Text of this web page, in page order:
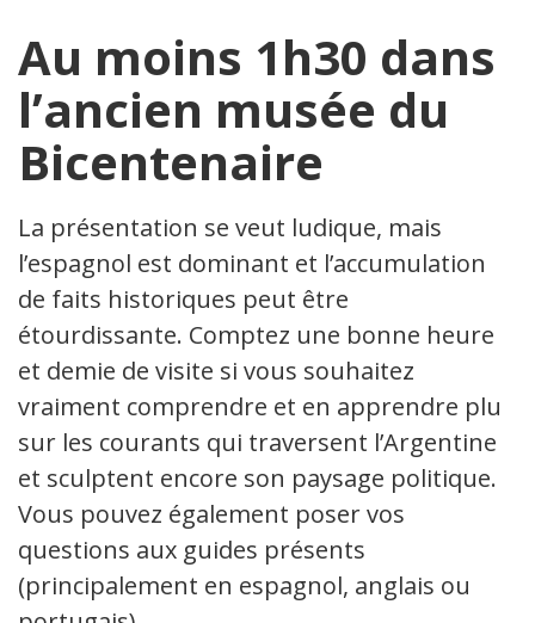
Au moins 1h30 dans
l’ancien musée du
Bicentenaire
La présentation se veut ludique, mais
l’espagnol est dominant et l’accumulation
de faits historiques peut être
étourdissante. Comptez une bonne heure
et demie de visite si vous souhaitez
vraiment comprendre et en apprendre plus
sur les courants qui traversent l’Argentine
et sculptent encore son paysage politique.
Vous pouvez également poser vos
questions aux guides présents
(principalement en espagnol, anglais ou